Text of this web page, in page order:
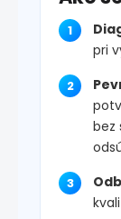
pri
bez